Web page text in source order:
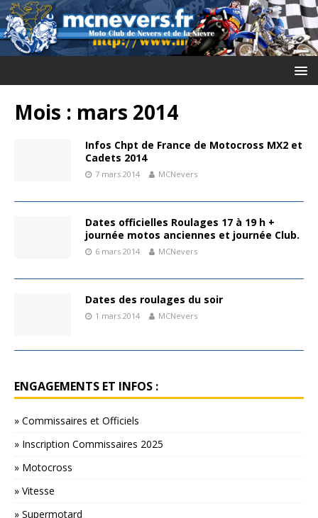
Mois : mars 2014
Infos Chpt de France de Motocross MX2 et
Cadets 2014
7 mars 2014 MCNevers
Dates officielles Roulages 17 à 19 h +
journée motos anciennes et journée Club.
6 mars 2014 MCNevers
Dates des roulages du soir
1 mars 2014 MCNevers
ENGAGEMENTS ET INFOS :
» Commissaires et Officiels
» Inscription Commissaires 2025
» Motocross
» Vitesse
» Supermotard